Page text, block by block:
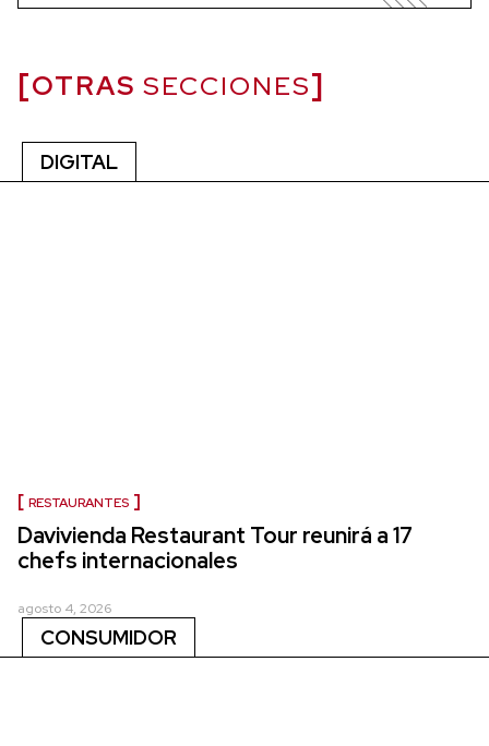
OTRAS SECCIONES
DIGITAL
RESTAURANTES
Davivienda Restaurant Tour reunirá a 17
chefs internacionales
agosto 4, 2026
CONSUMIDOR